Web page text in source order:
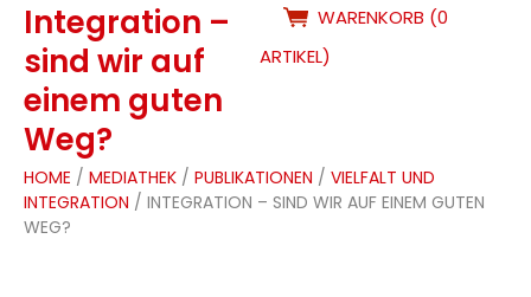
Integration –
sind wir auf
einem guten
Weg?
WARENKORB (0
ARTIKEL)
HOME / MEDIATHEK / PUBLIKATIONEN / VIELFALT UND
INTEGRATION / INTEGRATION – SIND WIR AUF EINEM GUTEN
WEG?